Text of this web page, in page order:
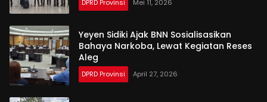
DPRD Provinsi Mei 11, 2026
Yeyen Sidiki Ajak BNN Sosialisasikan
Bahaya Narkoba, Lewat Kegiatan Reses
Aleg
DPRD Provinsi April 27, 2026